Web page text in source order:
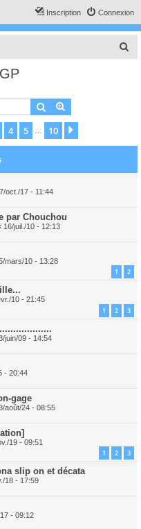
Connexion
Inscription
c
Rechercher
4 5 10
oct./17 - 11:44
par Chouchou
16/juil./10 - 12:13
mars/10 - 13:28
1 2
10 - 21:45
1 2 3
juin/09 - 14:54
- 20:44
gage
août/24 - 08:55
19 - 09:51
1 2 3
slip on et décata
18 - 17:59
- 09:12